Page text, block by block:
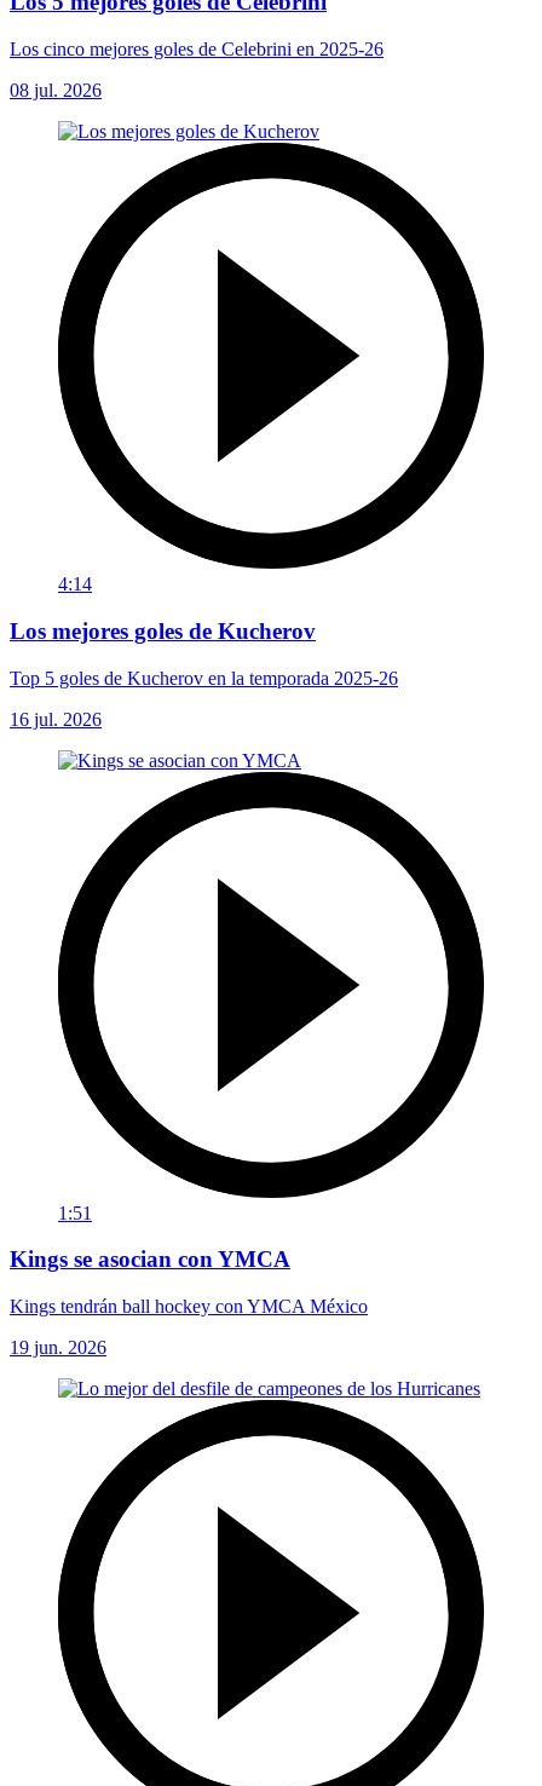
Los cinco mejores goles de Celebrini en 2025-26
08 jul. 2026
4:14
Los mejores goles de Kucherov
Top 5 goles de Kucherov en la temporada 2025-26
16 jul. 2026
1:51
Kings se asocian con YMCA
Kings tendrán ball hockey con YMCA México
19 jun. 2026